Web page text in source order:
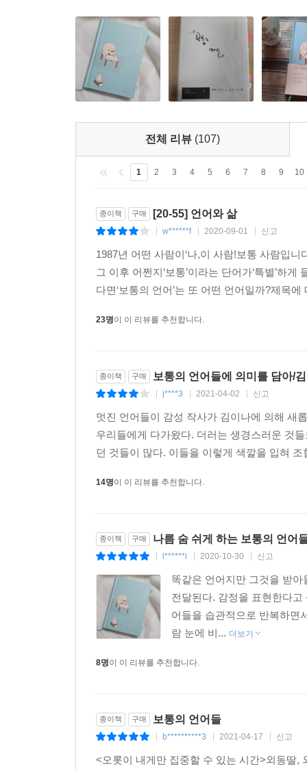
치열했던 순간들. 그리고 ‘쳇바퀴를 굴리며’
고단하고 혹독한 생존의 과정을 가감 없이 들려준
마지막으로, ‘Radio record’에는 라디오 「김이나
실려 있다. 마치 독자에게 다가와 살며시 말을 거
“흔들리는 순간에도 지켜야 하는 마음이 있다.”
매 순간 결핍과 고독감에 흔들리는 ‘보통의 우리들’
위한 통찰이 빛난다. 그녀처럼 언어에 대한 일반
기준과 프레임에 갇혀 스스로를 잃어가고 있다는
자기 머릿속을 맴도는 단어들을 섬세하게 관찰하
수 있을 것이다. 의미 없이 그냥 살아가고 있다는
수 있는 책. 매 순간 결핍과 고독감에 흔들리며 나
특별한 무언가가 아니라 보통의 성실한 삶임을 깨
전체 리뷰 (107)
1 2 3 4 5 6 7 8 9 10
종이책 구매 [20-55] 언어와 삶
w******f 2020-09-01 신고
1987년 어떤 사람이‘나,이 사람!보통 사람입
그 이후 어쩐지‘보통’이라는 단어가‘특별’하
다면‘보통의 언어’는 또 어떤 언어일까?제목
23명이 이 리뷰를 추천합니다.
종이책 구매 보통의 언어들에 의미를 담아/
j****3 2021-04-02 신고
멋진 언어들이 감성 작사가 김이나에 의해 새
우리들에게 다가왔다. 더러는 생경스러운 것
던 것들이 많다. 이들을 이렇게 색깔을 입혀
14명이 이 리뷰를 추천합니다.
종이책 구매 나름 숨 쉬게 하는 보통의 언어
l******i 2020-10-30 신고
똑같은 언어지만 그것을 받
전달된다. 감정을 표현한다
어들을 습관적으로 반복하면
람 눈에 비... 더보기
8명이 이 리뷰를 추천합니다.
종이책 구매 보통의 언어들
b**********3 2021-04-17 신고
<오롯이 내게만 집중할 수 있는 시간>외동딸,